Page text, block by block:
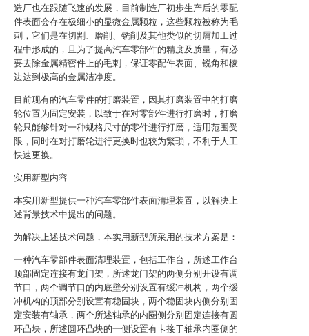
造厂也在跟随飞速的发展，目前制造厂初步生产后的零配
件表面会存在极细小的显微金属颗粒，这些颗粒被称为毛
刺，它们是在切割、磨削、铣削及其他类似的切屑加工过
程中形成的，且为了提高汽车零部件的精度及质量，有必
要去除金属精密件上的毛刺，保证零配件表面、锐角和棱
边达到极高的金属洁净度。
目前现有的汽车零件的打磨装置，因其打磨装置中的打磨
轮位置为固定安装，以致于在对零部件进行打磨时，打磨
轮只能够针对一种规格尺寸的零件进行打磨，适用范围受
限，同时在对打磨轮进行更换时也较为繁琐，不利于人工
快速更换。
实用新型内容
本实用新型提供一种汽车零部件表面清理装置，以解决上
述背景技术中提出的问题。
为解决上述技术问题，本实用新型所采用的技术方案是：
一种汽车零部件表面清理装置，包括工作台，所述工作台
顶部固定连接有龙门架，所述龙门架的两侧分别开设有调
节口，两个调节口的内底壁分别设置有缓冲机构，两个缓
冲机构的顶部分别设置有稳固块，两个稳固块内侧分别固
定安装有轴承，两个所述轴承的内圈侧分别固定连接有圆
环凸块，所述圆环凸块的一侧设置有卡接于轴承内圈侧的